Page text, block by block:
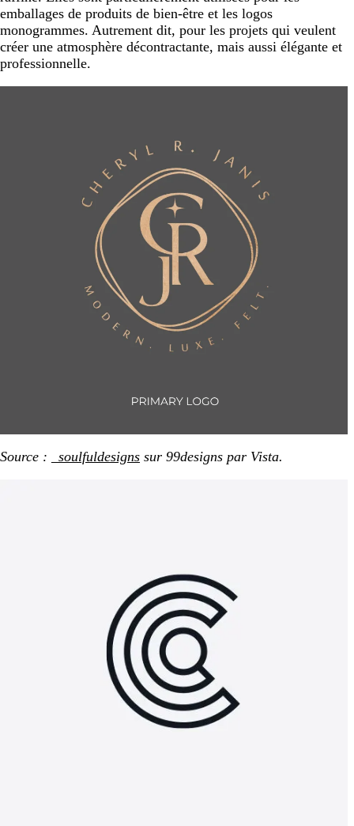
emballages de produits de bien-être et les logos
monogrammes. Autrement dit, pour les projets qui veulent
créer une atmosphère décontractante, mais aussi élégante et
professionnelle.
Source : _soulfuldesigns sur 99designs par Vista.